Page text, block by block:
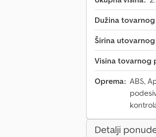
Dužina
Širina
Visina tovarnog
Oprema: ABS,
Detalji